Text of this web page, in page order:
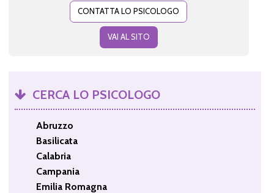
CONTATTA LO PSICOLOGO
VAI AL SITO
CERCA LO PSICOLOGO
Abruzzo
Basilicata
Calabria
Campania
Emilia Romagna